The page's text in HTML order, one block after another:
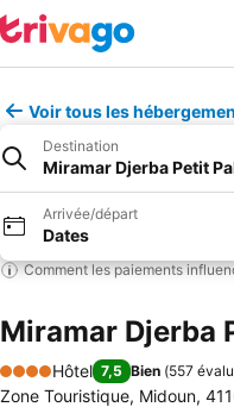
Voir tous les
Destination
Miramar Djerba Petit
Arrivée/départ
Dates
Comment les paiements
Miramar Djerba
4 Étoiles
Hôtel 7,5 Bien (557
Zone Touristique, Midoun,